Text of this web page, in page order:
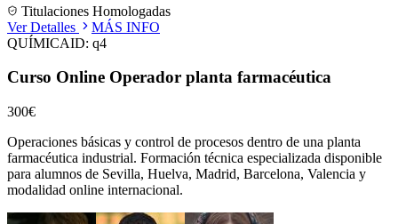
Titulaciones Homologadas
Ver Detalles
MÁS INFO
QUÍMICAID: q4
Curso Online Operador planta farmacéutica
300€
Operaciones básicas y control de procesos dentro de una planta
farmacéutica industrial. Formación técnica especializada disponible
para alumnos de Sevilla, Huelva, Madrid, Barcelona, Valencia y
modalidad online internacional.